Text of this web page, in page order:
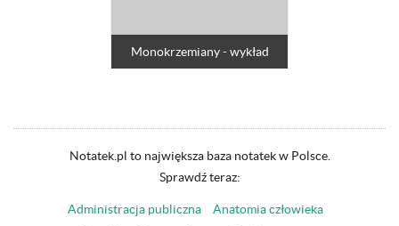
Monokrzemiany - wykład
Notatek.pl to największa baza notatek w Polsce.
Sprawdź teraz:
Administracja publiczna
Anatomia człowieka